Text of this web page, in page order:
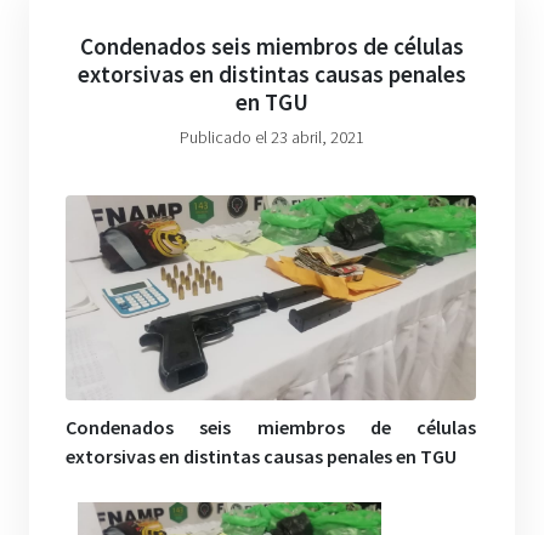
Condenados seis miembros de células
extorsivas en distintas causas penales
en TGU
Publicado el 23 abril, 2021
Condenados seis miembros de células
extorsivas en distintas causas penales en TGU